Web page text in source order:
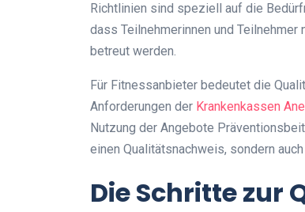
Richtlinien sind speziell auf die
dass Teilnehmerinnen und
betreut werden.
Für Fitnessanbieter bedeutet die
Anforderungen der Krankenkassen
Nutzung der Angebote
einen Qualitätsnachweis, sondern
Die Schritte zur